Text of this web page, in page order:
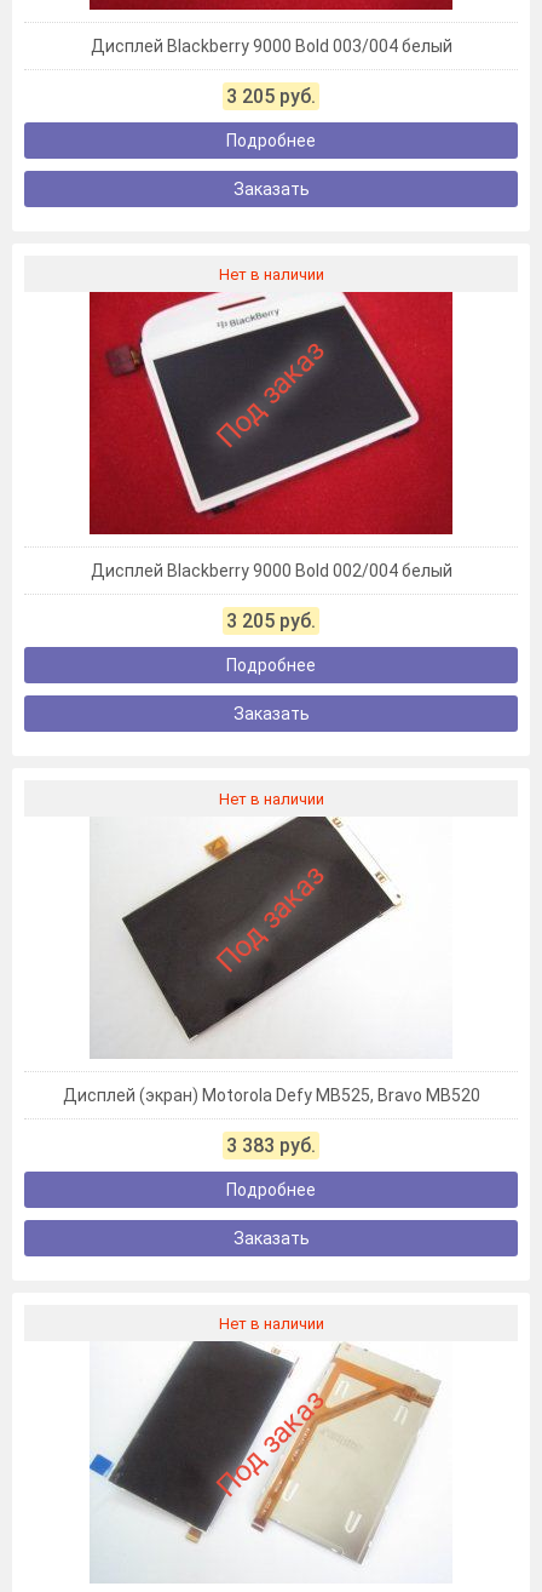
Дисплей Blackberry 9000 Bold 003/004 белый
3 205 руб.
Подробнее
Заказать
Нет в наличии
Под заказ
Дисплей Blackberry 9000 Bold 002/004 белый
3 205 руб.
Подробнее
Заказать
Нет в наличии
Под заказ
Дисплей (экран) Motorola Defy MB525, Bravo MB520
3 383 руб.
Подробнее
Заказать
Нет в наличии
Под заказ